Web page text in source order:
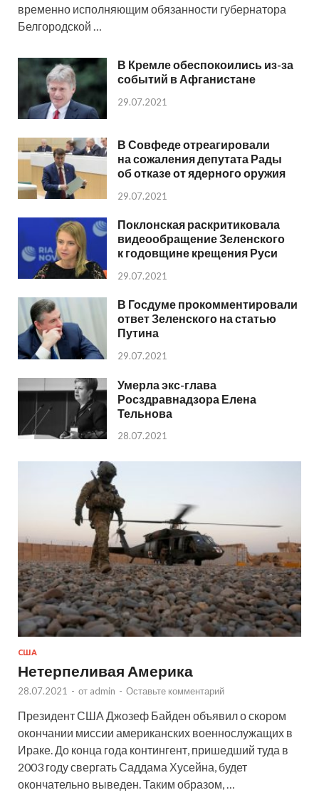
временно исполняющим обязанности губернатора
Белгородской …
В Кремле обеспокоились из-за
событий в Афганистане
29.07.2021
В Совфеде отреагировали
на сожаления депутата Рады
об отказе от ядерного оружия
29.07.2021
Поклонская раскритиковала
видеообращение Зеленского
к годовщине крещения Руси
29.07.2021
В Госдуме прокомментировали
ответ Зеленского на статью
Путина
29.07.2021
Умерла экс-глава
Росздравнадзора Елена
Тельнова
28.07.2021
США
Нетерпеливая Америка
28.07.2021 - от admin - Оставьте комментарий
Президент США Джозеф Байден объявил о скором
окончании миссии американских военнослужащих в
Ираке. До конца года контингент, пришедший туда в
2003 году свергать Саддама Хусейна, будет
окончательно выведен. Таким образом, …